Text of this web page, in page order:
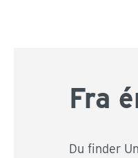
Fra
Du finder